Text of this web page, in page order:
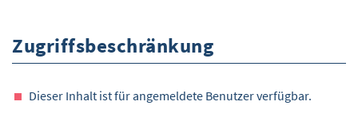
Zugriffsbeschränkung
Dieser Inhalt ist für angemeldete Benutzer verfügbar.